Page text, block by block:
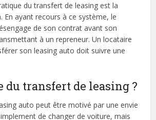
du transfert de leasing est la
En ayant recours à ce système, le
de son contrat avant son
à un repreneur. Un locataire
son leasing auto doit suivre une
du transfert de leasing ?
auto peut être motivé par une envie
de changer de voiture, mais